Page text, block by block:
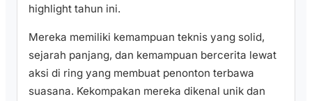
highlight tahun ini.
Mereka memiliki kemampuan teknis yang solid,
sejarah panjang, dan kemampuan bercerita lewat
aksi di ring yang membuat penonton terbawa
suasana. Kekompakan mereka dikenal unik dan